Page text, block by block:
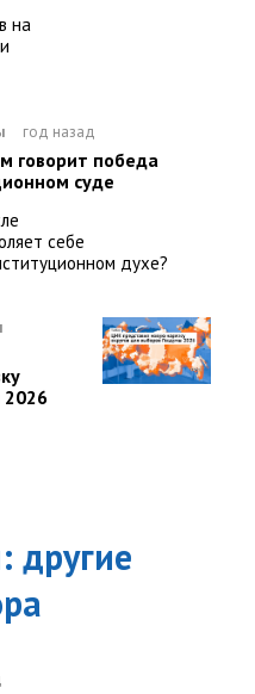
на
год назад
говорит победа
суде
себе
духе?
2026
: другие